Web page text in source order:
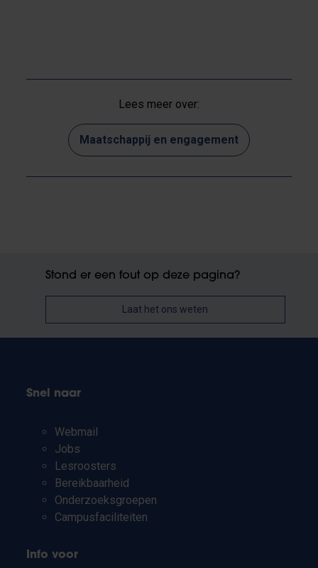
Lees meer over:
Maatschappij en engagement
Stond er een fout op deze pagina?
Laat het ons weten
Snel naar
Webmail
Jobs
Lesroosters
Bereikbaarheid
Onderzoeksgroepen
Campusfaciliteiten
Info voor